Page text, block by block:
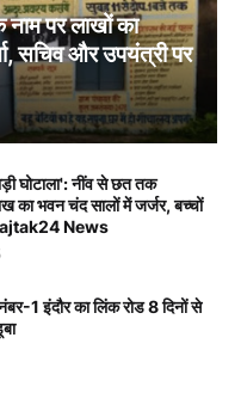
नाम पर लाखों का
सचिव और उपयंत्री पर
घोटाला': नींव से छत तक
का भवन चंद सालों में जर्जर, बच्चों
Aajtak24 News
1 इंदौर का लिंक रोड 8 दिनों से